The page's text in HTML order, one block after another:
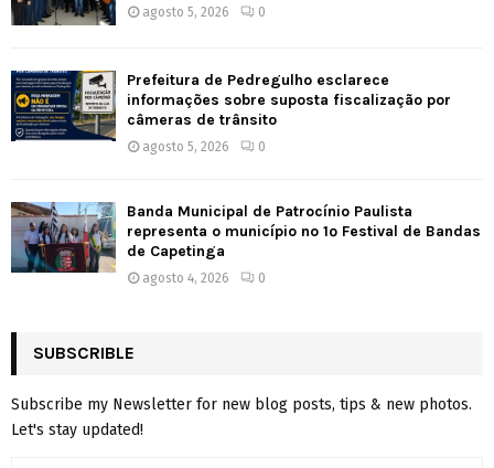
agosto 5, 2026 0
Prefeitura de Pedregulho esclarece
informações sobre suposta fiscalização por
câmeras de trânsito
agosto 5, 2026 0
Banda Municipal de Patrocínio Paulista
representa o município no 1º Festival de Bandas
de Capetinga
agosto 4, 2026 0
SUBSCRIBLE
Subscribe my Newsletter for new blog posts, tips & new photos.
Let's stay updated!